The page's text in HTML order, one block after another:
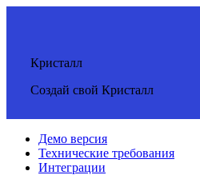
Кристалл
Создай свой Кристалл
Демо версия
Технические требования
Интеграции